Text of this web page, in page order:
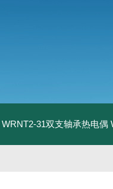
WRNT2-31双支轴承热电偶